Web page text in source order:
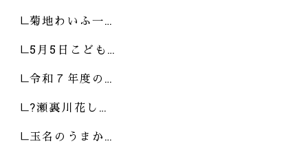
菊地わいふ一…
5月5日こども…
令和７年度の…
?瀬裏川花し…
玉名のうまか…